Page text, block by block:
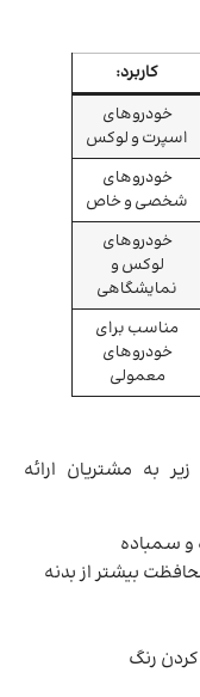
کاربرد:
خودروهای
اسپرت و لوکس
خودروهای
شخصی و خاص
خودروهای
لوکس و
نمایشگاهی
مناسب برای
خودروهای
معمولی
به مشتریان ارائه
و سمباده
بیشتر از بدنه
رنگ